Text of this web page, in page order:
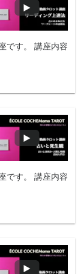
です。 講座内容
です。 講座内容